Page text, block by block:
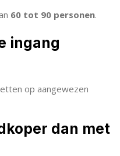
60 tot 90 personen.
ingang
op aangewezen
dan met